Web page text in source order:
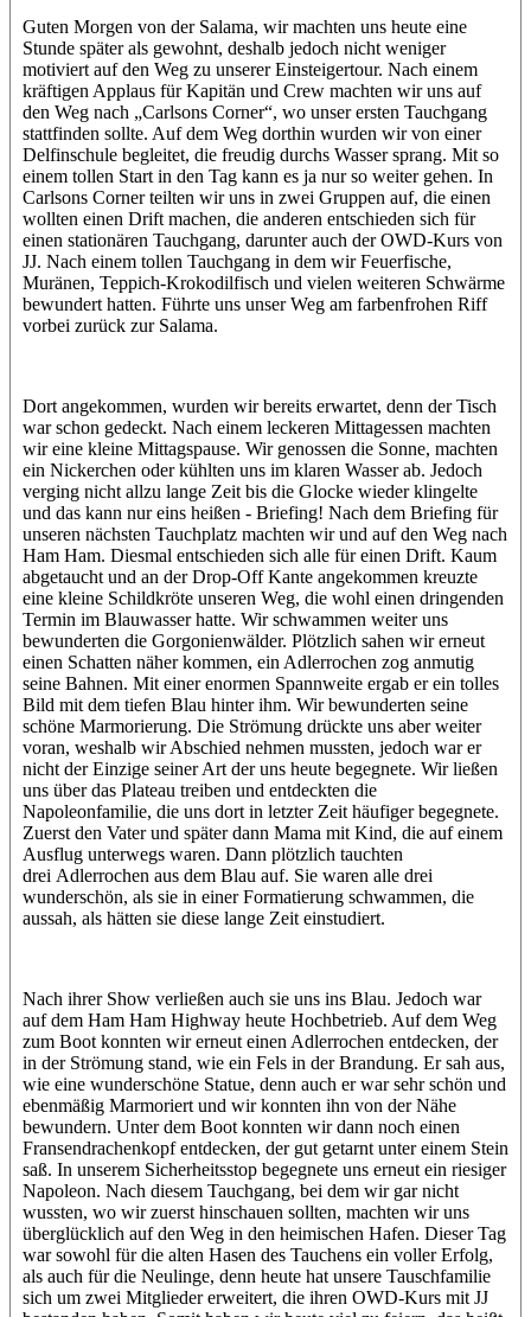
Guten Morgen von der Salama, wir machten uns heute eine
Stunde später als gewohnt, deshalb jedoch nicht weniger
motiviert auf den Weg zu unserer Einsteigertour. Nach einem
kräftigen Applaus für Kapitän und Crew machten wir uns auf
den Weg nach „Carlsons Corner“, wo unser ersten Tauchgang
stattfinden sollte. Auf dem Weg dorthin wurden wir von einer
Delfinschule begleitet, die freudig durchs Wasser sprang. Mit so
einem tollen Start in den Tag kann es ja nur so weiter gehen. In
Carlsons Corner teilten wir uns in zwei Gruppen auf, die einen
wollten einen Drift machen, die anderen entschieden sich für
einen stationären Tauchgang, darunter auch der OWD-Kurs von
JJ. Nach einem tollen Tauchgang in dem wir Feuerfische,
Muränen, Teppich-Krokodilfisch und vielen weiteren Schwärme
bewundert hatten. Führte uns unser Weg am farbenfrohen Riff
vorbei zurück zur Salama.
Dort angekommen, wurden wir bereits erwartet, denn der Tisch
war schon gedeckt. Nach einem leckeren Mittagessen machten
wir eine kleine Mittagspause. Wir genossen die Sonne, machten
ein Nickerchen oder kühlten uns im klaren Wasser ab. Jedoch
verging nicht allzu lange Zeit bis die Glocke wieder klingelte
und das kann nur eins heißen - Briefing! Nach dem Briefing für
unseren nächsten Tauchplatz machten wir und auf den Weg nach
Ham Ham. Diesmal entschieden sich alle für einen Drift. Kaum
abgetaucht und an der Drop-Off Kante angekommen kreuzte
eine kleine Schildkröte unseren Weg, die wohl einen dringenden
Termin im Blauwasser hatte. Wir schwammen weiter uns
bewunderten die Gorgonienwälder. Plötzlich sahen wir erneut
einen Schatten näher kommen, ein Adlerrochen zog anmutig
seine Bahnen. Mit einer enormen Spannweite ergab er ein tolles
Bild mit dem tiefen Blau hinter ihm. Wir bewunderten seine
schöne Marmorierung. Die Strömung drückte uns aber weiter
voran, weshalb wir Abschied nehmen mussten, jedoch war er
nicht der Einzige seiner Art der uns heute begegnete. Wir ließen
uns über das Plateau treiben und entdeckten die
Napoleonfamilie, die uns dort in letzter Zeit häufiger begegnete.
Zuerst den Vater und später dann Mama mit Kind, die auf einem
Ausflug unterwegs waren. Dann plötzlich tauchten
drei Adlerrochen aus dem Blau auf. Sie waren alle drei
wunderschön, als sie in einer Formatierung schwammen, die
aussah, als hätten sie diese lange Zeit einstudiert.
Nach ihrer Show verließen auch sie uns ins Blau. Jedoch war
auf dem Ham Ham Highway heute Hochbetrieb. Auf dem Weg
zum Boot konnten wir erneut einen Adlerrochen entdecken, der
in der Strömung stand, wie ein Fels in der Brandung. Er sah aus,
wie eine wunderschöne Statue, denn auch er war sehr schön und
ebenmäßig Marmoriert und wir konnten ihn von der Nähe
bewundern. Unter dem Boot konnten wir dann noch einen
Fransendrachenkopf entdecken, der gut getarnt unter einem Stein
saß. In unserem Sicherheitsstop begegnete uns erneut ein riesiger
Napoleon. Nach diesem Tauchgang, bei dem wir gar nicht
wussten, wo wir zuerst hinschauen sollten, machten wir uns
überglücklich auf den Weg in den heimischen Hafen. Dieser Tag
war sowohl für die alten Hasen des Tauchens ein voller Erfolg,
als auch für die Neulinge, denn heute hat unsere Tauschfamilie
sich um zwei Mitglieder erweitert, die ihren OWD-Kurs mit JJ